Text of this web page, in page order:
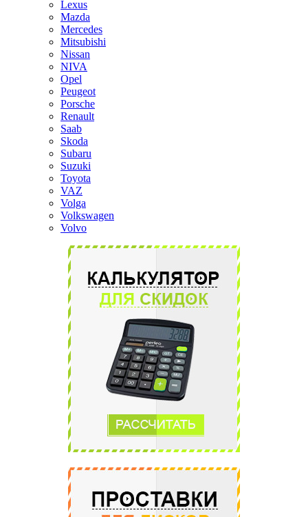
Lexus
Mazda
Mercedes
Mitsubishi
Nissan
NIVA
Opel
Peugeot
Porsche
Renault
Saab
Skoda
Subaru
Suzuki
Toyota
VAZ
Volga
Volkswagen
Volvo